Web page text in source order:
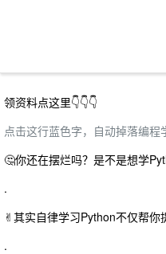
领资料点这里👇👇👇
点击这行蓝色字，自动掉落编程
🤔你还在摆烂吗？是不是想学
.
✌其实自律学习Python不仅帮你
.